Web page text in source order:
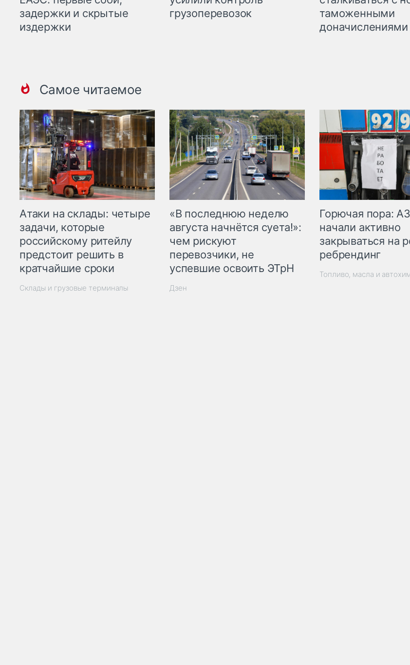
задержки и скрытые
издержки
грузоперевозок
таможенными
доначислениями
Самое читаемое
Атаки на склады: четыре
задачи, которые
российскому ритейлу
предстоит решить в
кратчайшие сроки
Склады и грузовые терминалы
«В последнюю неделю
августа начнётся суета!»:
чем рискуют
перевозчики, не
успевшие освоить ЭТрН
Дзен
Горючая пора:
начали активно
закрываться на
ребрендинг
Топливо, масла и